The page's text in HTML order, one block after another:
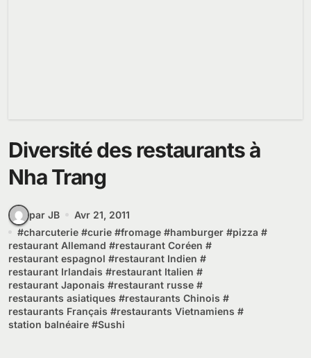
Diversité des restaurants à
Nha Trang
par JB
Avr 21, 2011
#charcuterie #curie #fromage #hamburger #pizza #
restaurant Allemand #restaurant Coréen #
restaurant espagnol #restaurant Indien #
restaurant Irlandais #restaurant Italien #
restaurant Japonais #restaurant russe #
restaurants asiatiques #restaurants Chinois #
restaurants Français #restaurants Vietnamiens #
station balnéaire #Sushi